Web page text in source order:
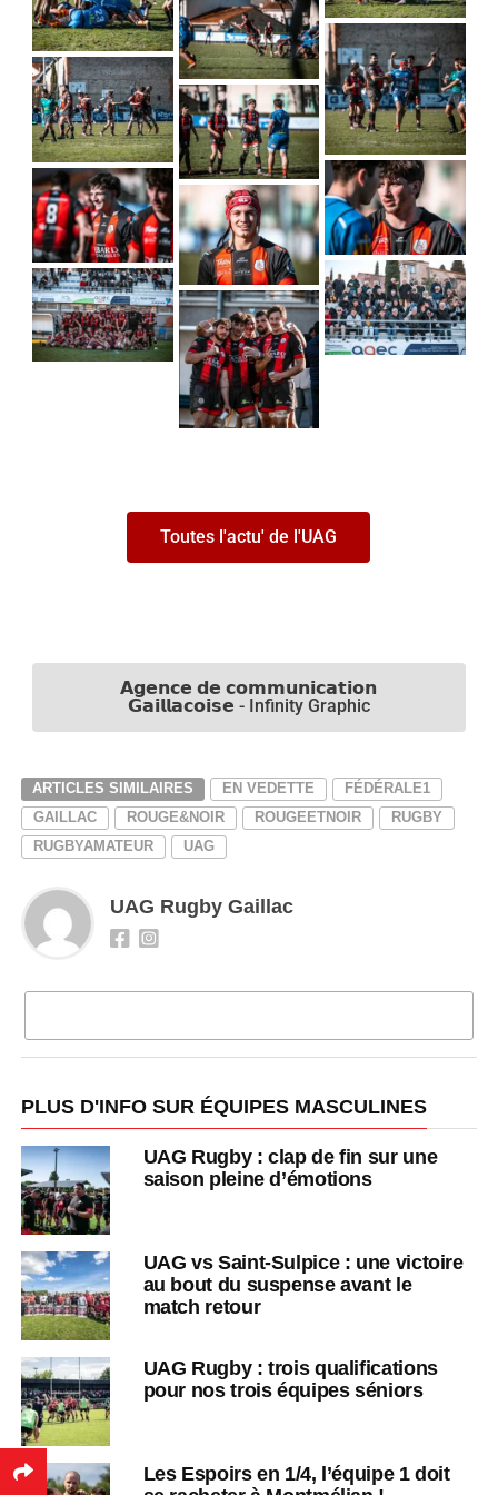
Toutes l'actu' de l'UAG
𝗔𝗴𝗲𝗻𝗰𝗲 𝗱𝗲 𝗰𝗼𝗺𝗺𝘂𝗻𝗶𝗰𝗮𝘁𝗶𝗼𝗻
𝗚𝗮𝗶𝗹𝗹𝗮𝗰𝗼𝗶𝘀𝗲 - Infinity Graphic
ARTICLES SIMILAIRES EN VEDETTE
FÉDÉRALE1
GAILLAC
ROUGE&NOIR ROUGEETNOIR
RUGBY
RUGBYAMATEUR
UAG
UAG Rugby Gaillac
PLUS D'INFO SUR ÉQUIPES MASCULINES
UAG Rugby : clap de fin sur une
saison pleine d’émotions
UAG vs Saint-Sulpice : une victoire
au bout du suspense avant le
match retour
UAG Rugby : trois qualifications
pour nos trois équipes séniors
Les Espoirs en 1/4, l’équipe 1 doit